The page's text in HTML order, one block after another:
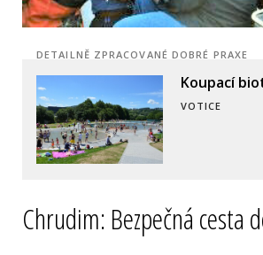
DETAILNĚ ZPRACOVANÉ DOBRÉ PRAXE
Koupací
VOTICE
Chrudim: Bezpečná cesta